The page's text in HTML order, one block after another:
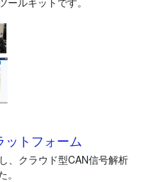
ットフォーム
、クラウド型CAN信号解析